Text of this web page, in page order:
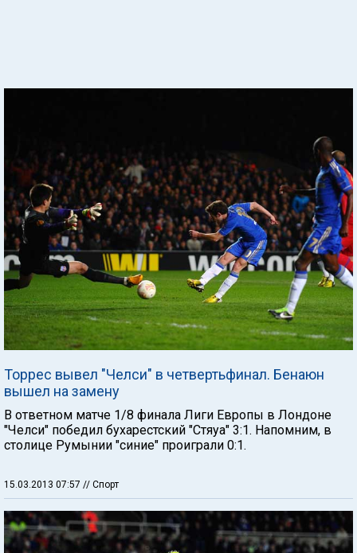
Торрес вывел "Челси" в четвертьфинал. Бенаюн
вышел на замену
В ответном матче 1/8 финала Лиги Европы в Лондоне
"Челси" победил бухарестский "Стяуа" 3:1. Напомним, в
столице Румынии "синие" проиграли 0:1.
15.03.2013 07:57 // Спорт